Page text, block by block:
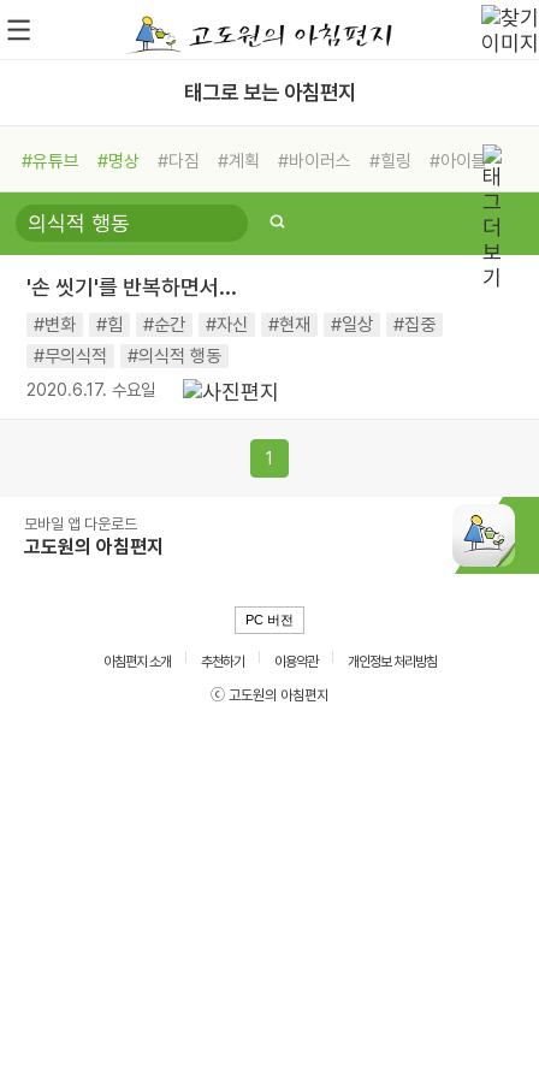
태그로 보는 아침편지
#유튜브 #명상 #다짐 #계획 #바이러스 #힐링
#아이들
#비전캠프
#독서캠프 #삶
#희망
#나눔 #친구 #링컨학교
#독서
#건강 #면역력
'손 씻기'를 반복하면서...
#변화 #힘 #순간 #자신 #현재 #일상
#집중
#무의식적
#의식적 행동
2020.6.17. 수요일
1
모바일 앱 다운로드
고도원의 아침편지
PC 버전
아침편지 소개 추천하기 이용약관
개인정보 처리방침
ⓒ 고도원의 아침편지